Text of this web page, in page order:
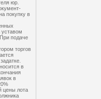
юр.
покупку в
уставом
подаче
торгов
в
в
цены лота